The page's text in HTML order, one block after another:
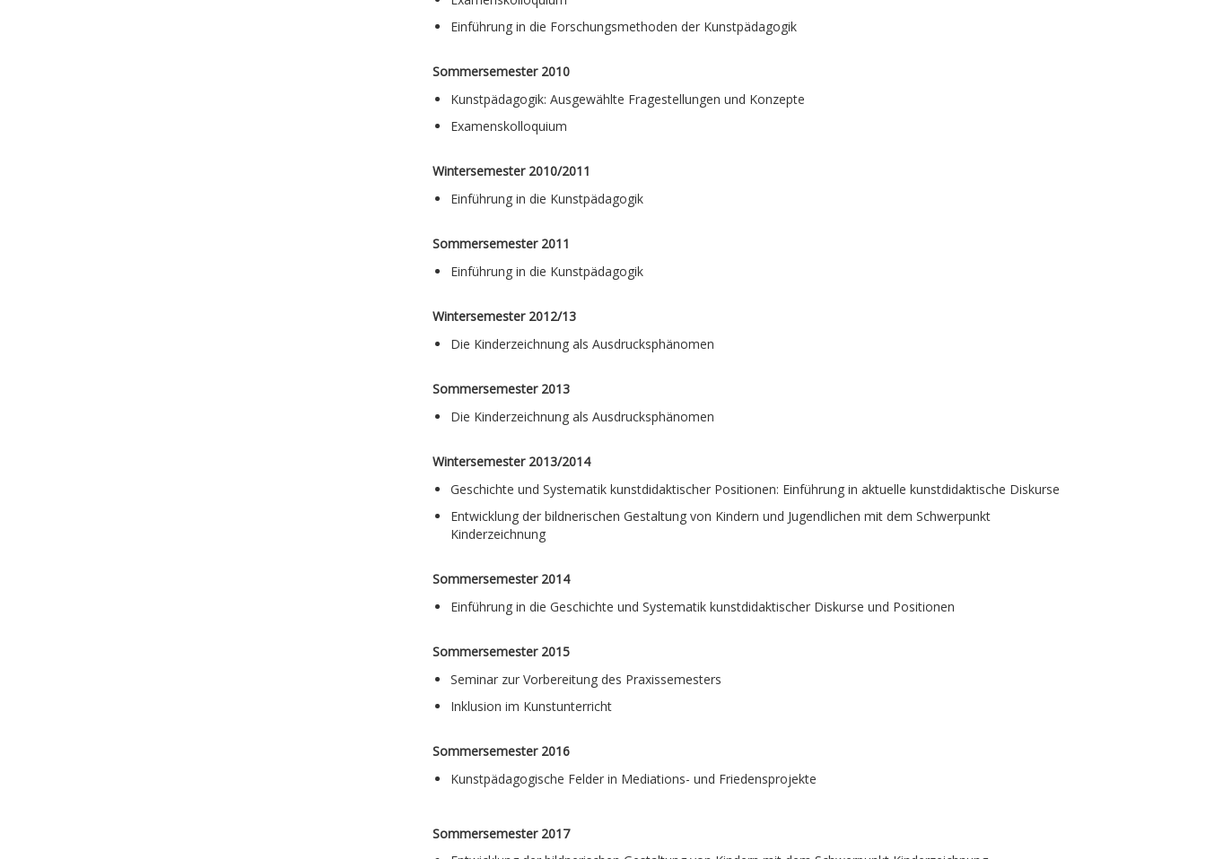
Einführung in die Forschungsmethoden der Kunstpädagogik
Sommersemester 2010
Kunstpädagogik: Ausgewählte Fragestellungen und Konzepte
Examenskolloquium
Wintersemester 2010/2011
Einführung in die Kunstpädagogik
Sommersemester 2011
Einführung in die Kunstpädagogik
Wintersemester 2012/13
Die Kinderzeichnung als Ausdrucksphänomen
Sommersemester 2013
Die Kinderzeichnung als Ausdrucksphänomen
Wintersemester 2013/2014
Geschichte und Systematik kunstdidaktischer Positionen: Einführung in aktuelle kunstdidaktische Diskurse
Entwicklung der bildnerischen Gestaltung von Kindern und Jugendlichen mit dem Schwerpunkt
Kinderzeichnung
Sommersemester 2014
Einführung in die Geschichte und Systematik kunstdidaktischer Diskurse und Positionen
Sommersemester 2015
Seminar zur Vorbereitung des Praxissemesters
Inklusion im Kunstunterricht
Sommersemester 2016
Kunstpädagogische Felder in Mediations- und Friedensprojekte
Sommersemester 2017